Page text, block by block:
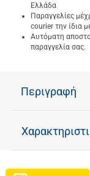
Ελλάδα
Παραγγελίες
courier την ίδια
Αυτόματη
παραγγελία σας.
Περιγραφή